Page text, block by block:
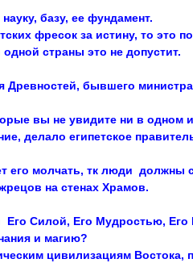
базу, ее фундамент.
фресок за истину, то это
страны это не допустит.
Древностей, бывшего
вы не увидите ни в одном
делало египетское
его молчать, тк люди должны
на стенах Храмов.
Силой, Его Мудростью, Его
и магию?
цивилизациям Востока,